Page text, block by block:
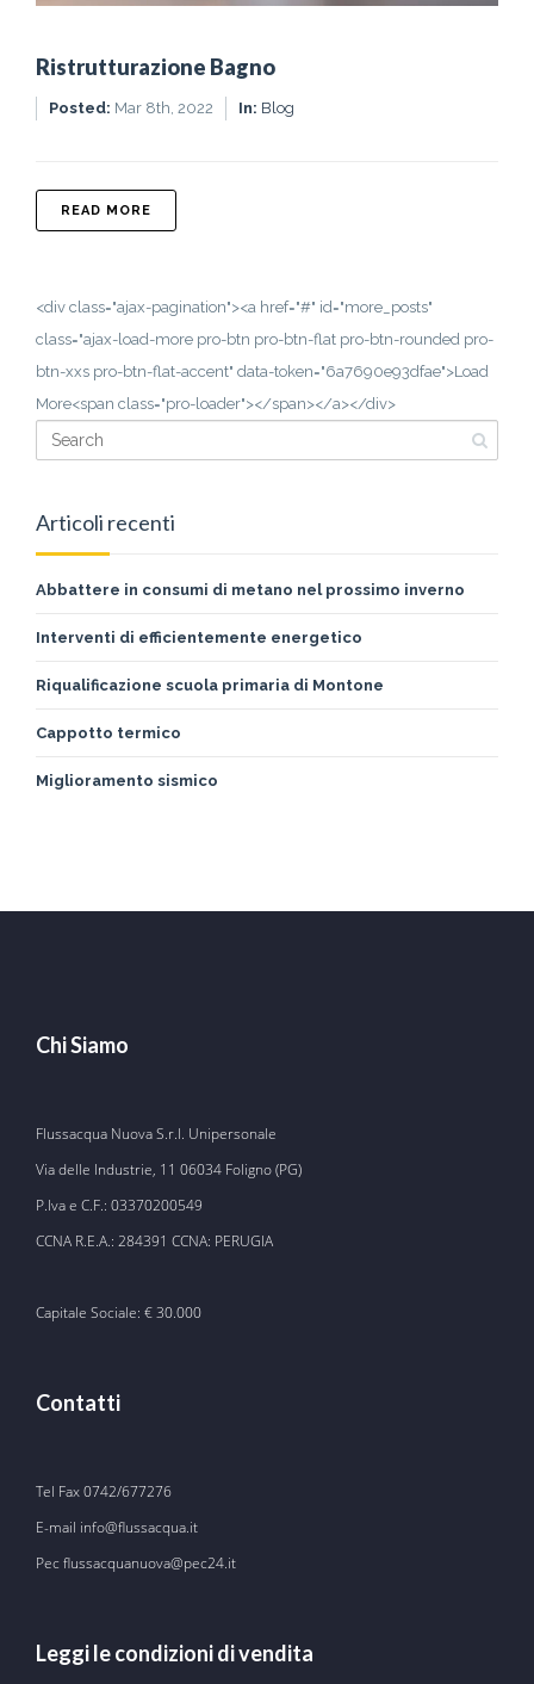
Ristrutturazione Bagno
Posted: Mar 8th, 2022 In: Blog
READ MORE
<div class="ajax-pagination"><a href="#" id="more_posts"
class="ajax-load-more pro-btn pro-btn-flat pro-btn-rounded pro-
btn-xxs pro-btn-flat-accent" data-token="6a7690e93dfae">Load
More<span class="pro-loader"></span></a></div>
Articoli recenti
Abbattere in consumi di metano nel prossimo inverno
Interventi di efficientemente energetico
Riqualificazione scuola primaria di Montone
Cappotto termico
Miglioramento sismico
Chi Siamo
Flussacqua Nuova S.r.l. Unipersonale
Via delle Industrie, 11 06034 Foligno (PG)
P.Iva e C.F.: 03370200549
CCNA R.E.A.: 284391 CCNA: PERUGIA
Capitale Sociale: € 30.000
Contatti
Tel Fax0742/677276
E-mail info@flussacqua.it
Pec flussacquanuova@pec24.it
Leggi le condizioni di vendita